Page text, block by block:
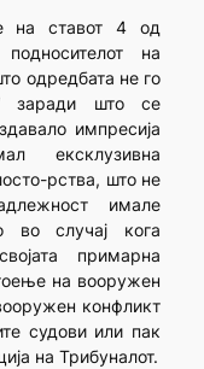
на ставот 4 од
на
одредбата не го
заради што се
импресија
ексклузивна
рства, што не
имале
во случај кога
примарна
на вооружен
конфликт
судови или пак
на Трибуналот.